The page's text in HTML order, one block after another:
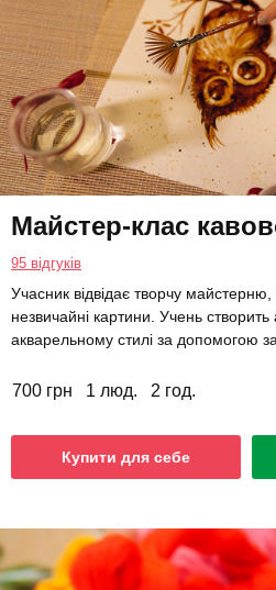
Майстер-клас
95 відгуків
Учасник відвідає творчу
незвичайні картини. Учень
акварельному стилі за допомогою
700 грн 1 люд. 2 год.
Купити для себе